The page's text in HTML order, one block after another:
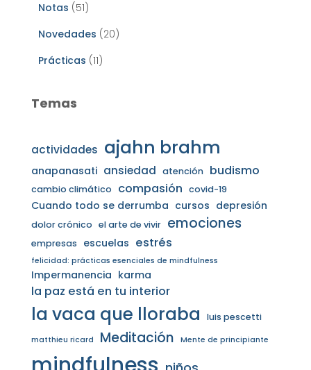
Notas (51)
Novedades (20)
Prácticas (11)
Temas
actividades ajahn brahm
anapanasati ansiedad atención budismo
cambio climático compasión covid-19
Cuando todo se derrumba cursos depresión
dolor crónico el arte de vivir emociones
empresas escuelas estrés
felicidad: prácticas esenciales de mindfulness
Impermanencia karma
la paz está en tu interior
la vaca que lloraba luis pescetti
matthieu ricard Meditación Mente de principiante